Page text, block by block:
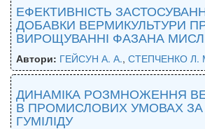
ЕФЕКТИВНІСТЬ
ДОБАВКИ ВЕРМИКУЛЬТУРИ
ВИРОЩУВАННІ ФАЗАНА
Автори: ГЕЙСУН А. А., СТЕПЧЕНКО Л.
ДИНАМІКА РОЗМНОЖЕННЯ
В ПРОМИСЛОВИХ УМОВАХ
ГУМІЛІДУ